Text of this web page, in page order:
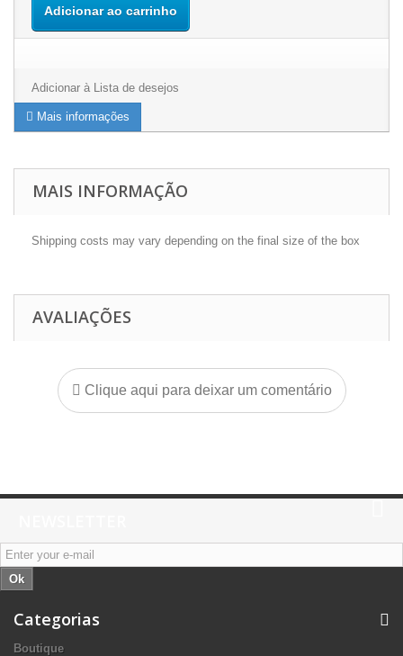
Adicionar ao carrinho
Adicionar à Lista de desejos
Mais informações
MAIS INFORMAÇÃO
Shipping costs may vary depending on the final size of the box
AVALIAÇÕES
Clique aqui para deixar um comentário
Ok
Categorias
Boutique